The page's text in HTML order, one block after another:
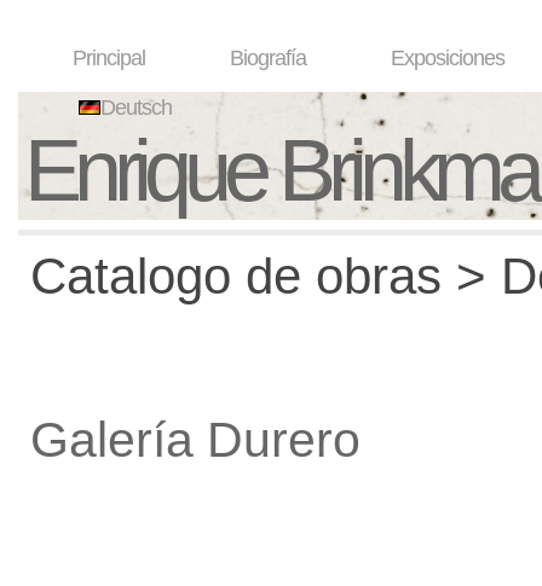
Principal Biografía Exposiciones
Deutsch
Enrique
Catalogo de obras >
Galería Durero